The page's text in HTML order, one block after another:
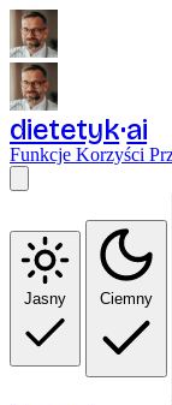
dietetyk ai
Funkcje Korzyści
Jasny Ciemny